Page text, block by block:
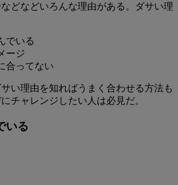
どなどいろんな理由がある。ダサい理
でいる
ージ
合ってない
い理由を知ればうまく合わせる方法も
チャレンジしたい人は必見だ。
いる